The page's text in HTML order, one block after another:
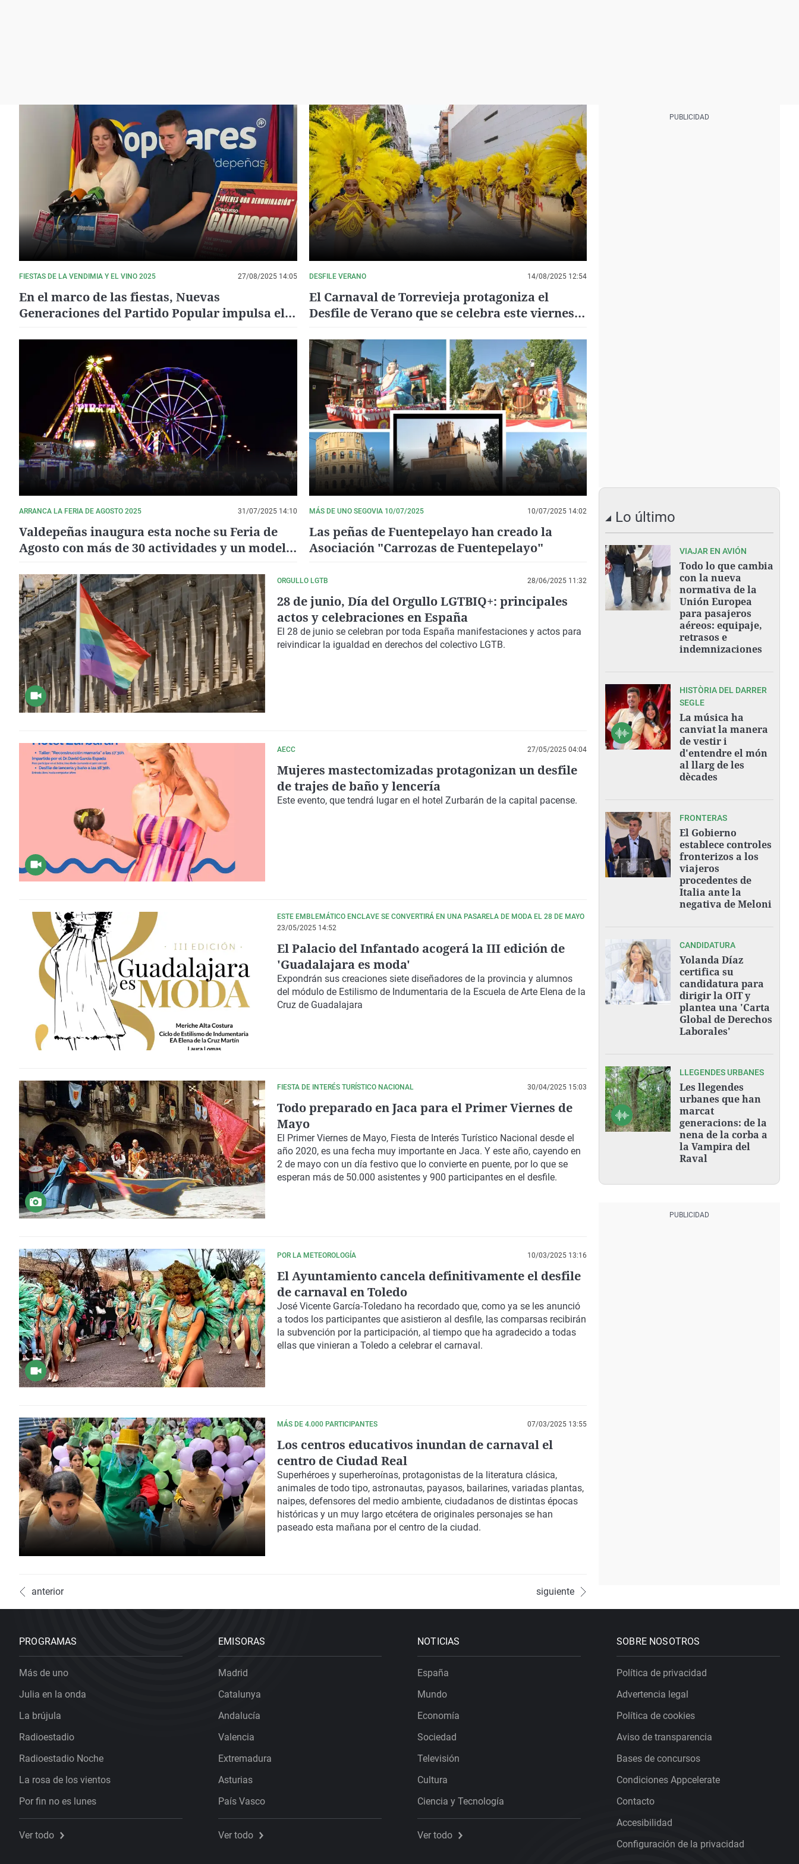
FIESTAS DE LA VENDIMIA Y EL VINO 2025 27/08/2025 14:05
En el marco de las fiestas, Nuevas
Generaciones del Partido Popular impulsa el
DESFILE VERANO 14/08/2025 12:54
El Carnaval de Torrevieja protagoniza el
Desfile de Verano que se celebra este viernes
ARRANCA LA FERIA DE AGOSTO 2025 31/07/2025 14:10
Valdepeñas inaugura esta noche su Feria de
Agosto con más de 30 actividades y un modelo
diez de la noche
MÁS DE UNO SEGOVIA 10/07/2025 10/07/2025 14:02
Las peñas de Fuentepelayo han creado la
Asociación "Carrozas de Fuentepelayo"
ORGULLO LGTB 28/06/2025 11:32
28 de junio, Día del Orgullo LGTBIQ+: principales
actos y celebraciones en España
El 28 de junio se celebran por toda España manifestaciones y actos para
reivindicar la igualdad en derechos del colectivo LGTB.
AECC 27/05/2025 04:04
Mujeres mastectomizadas protagonizan un desfile
de trajes de baño y lencería
Este evento, que tendrá lugar en el hotel Zurbarán de la capital pacense.
ESTE EMBLEMÁTICO ENCLAVE SE CONVERTIRÁ EN UNA PASARELA DE MODA EL 28 DE MAYO
23/05/2025 14:52
El Palacio del Infantado acogerá la III edición de
'Guadalajara es moda'
Expondrán sus creaciones siete diseñadores de la provincia y alumnos
del módulo de Estilismo de Indumentaria de la Escuela de Arte Elena de la
Cruz de Guadalajara
FIESTA DE INTERÉS TURÍSTICO NACIONAL 30/04/2025 15:03
Todo preparado en Jaca para el Primer Viernes de
Mayo
El Primer Viernes de Mayo, Fiesta de Interés Turístico Nacional desde el
año 2020, es una fecha muy importante en Jaca. Y este año, cayendo en
2 de mayo con un día festivo que lo convierte en puente, por lo que se
esperan más de 50.000 asistentes y 900 participantes en el desfile.
POR LA METEOROLOGÍA 10/03/2025 13:16
El Ayuntamiento cancela definitivamente el desfile
de carnaval en Toledo
José Vicente García-Toledano ha recordado que, como ya se les anunció
a todos los participantes que asistieron al desfile, las comparsas recibirán
la subvención por la participación, al tiempo que ha agradecido a todas
ellas que vinieran a Toledo a celebrar el carnaval.
MÁS DE 4.000 PARTICIPANTES 07/03/2025 13:55
Los centros educativos inundan de carnaval el
centro de Ciudad Real
Superhéroes y superheroínas, protagonistas de la literatura clásica,
animales de todo tipo, astronautas, payasos, bailarines, variadas plantas,
naipes, defensores del medio ambiente, ciudadanos de distintas épocas
históricas y un muy largo etcétera de originales personajes se han
paseado esta mañana por el centro de la ciudad.
anterior siguiente
Lo último
VIAJAR EN AVIÓN
Todo lo que cambia
con la nueva
normativa de la
Unión Europea
para pasajeros
aéreos: equipaje,
retrasos e
indemnizaciones
HISTÒRIA DEL DARRER
SEGLE
La música ha
canviat la manera
de vestir i
d'entendre el món
al llarg de les
dècades
FRONTERAS
El Gobierno
establece controles
fronterizos a los
viajeros
procedentes de
Italia ante la
negativa de Meloni
CANDIDATURA
Yolanda Díaz
certifica su
candidatura para
dirigir la OIT y
plantea una 'Carta
Global de Derechos
Laborales'
LLEGENDES URBANES
Les llegendes
urbanes que han
marcat
generacions: de la
nena de la corba a
la Vampira del
Raval
PROGRAMAS
Más de uno
Julia en la onda
La brújula
Radioestadio
Radioestadio Noche
La rosa de los vientos
Por fin no es lunes
Ver todo
EMISORAS
Madrid
Catalunya
Andalucía
Valencia
Extremadura
Asturias
País Vasco
Ver todo
NOTICIAS
España
Mundo
Economía
Sociedad
Televisión
Cultura
Ciencia y Tecnología
Ver todo
SOBRE NOSOTROS
Política de privacidad
Advertencia legal
Política de cookies
Aviso de transparencia
Bases de concursos
Condiciones Appcelerate
Contacto
Accesibilidad
Configuración de la privacidad